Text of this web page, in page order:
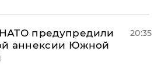
предупредили
аннексии Южной
20:35